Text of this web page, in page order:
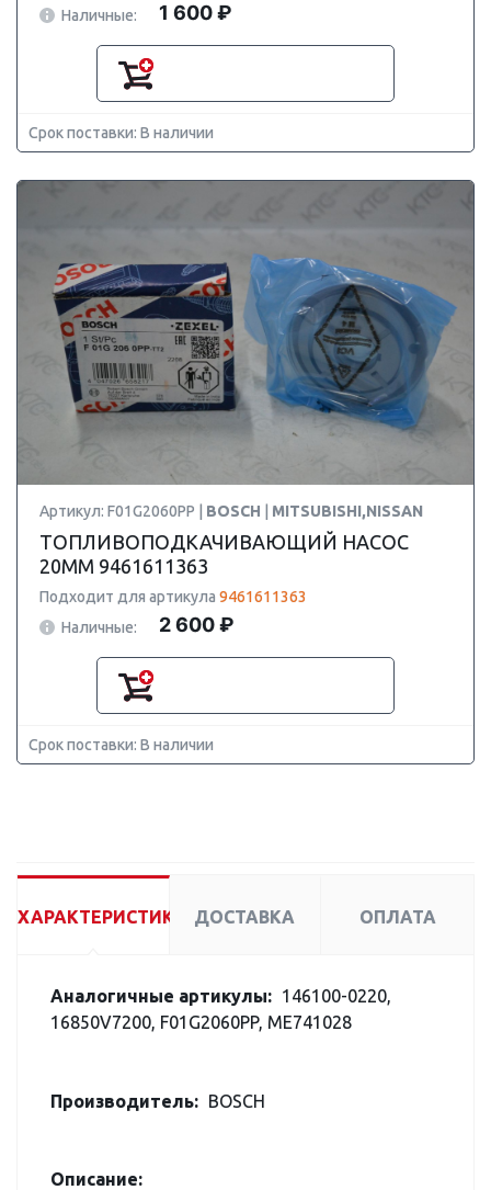
Наличные:
1 600 ₽
Срок поставки: В наличии
Артикул: F01G2060PP | BOSCH MITSUBISHI,NISSAN
ТОПЛИВОПОДКАЧИВАЮЩИЙ НАСОС
20MM 9461611363
Подходит для артикула 9461611363
Наличные:
2 600 ₽
Срок поставки: В наличии
ХАРАКТЕРИСТИКИ ДОСТАВКА ОПЛАТА
Аналогичные артикулы: 146100-0220,
16850V7200, F01G2060PP, ME741028
Производитель: BOSCH
Описание: